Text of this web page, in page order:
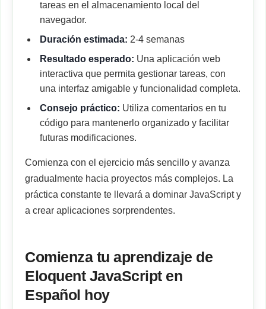
tareas en el almacenamiento local del
navegador.
Duración estimada: 2-4 semanas
Resultado esperado: Una aplicación web
interactiva que permita gestionar tareas, con
una interfaz amigable y funcionalidad completa.
Consejo práctico: Utiliza comentarios en tu
código para mantenerlo organizado y facilitar
futuras modificaciones.
Comienza con el ejercicio más sencillo y avanza
gradualmente hacia proyectos más complejos. La
práctica constante te llevará a dominar JavaScript y
a crear aplicaciones sorprendentes.
Comienza tu aprendizaje de
Eloquent JavaScript en
Español hoy